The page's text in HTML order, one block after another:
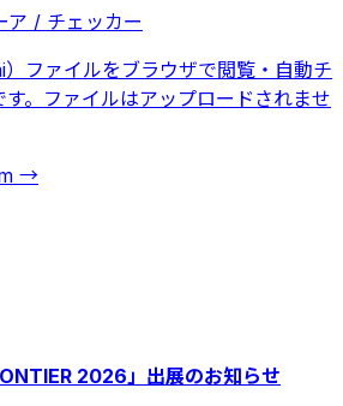
ア / チェッカー
ファイルをブラウザで閲覧・自動チ
。ファイルはアップロードされませ
→
2026」出展のお知らせ